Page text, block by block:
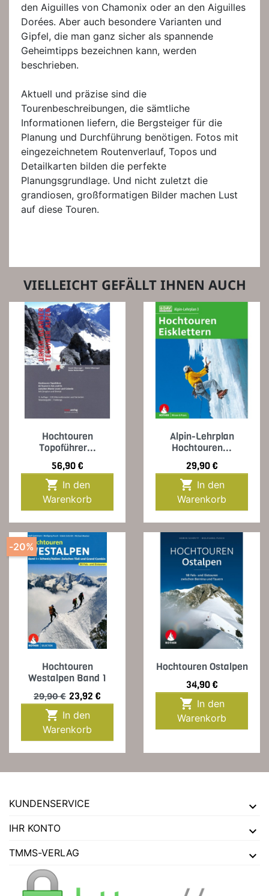
den Aiguilles von Chamonix oder an den Aiguilles
Dorées. Aber auch besondere Varianten und
Gipfel, die man ganz sicher als spannende
Geheimtipps bezeichnen kann, werden
beschrieben.
Aktuell und präzise sind die
Tourenbeschreibungen, die sämtliche
Informationen liefern, die Bergsteiger für die
Planung und Durchführung benötigen. Fotos mit
eingezeichnetem Routenverlauf, Topos und
Detailkarten bilden die perfekte
Planungsgrundlage. Und nicht zuletzt die
grandiosen, großformatigen Bilder machen Lust
auf diese Touren.
VIELLEICHT GEFÄLLT IHNEN AUCH
Hochtouren
Topoführer...
Preis
56,90 €

Warenkorb
Alpin-Lehrplan
Hochtouren...
Preis
29,90 €

Warenkorb
Hochtouren
Westalpen Band 1
Verkaufspreis
29,90 € Preis
23,92 €

Warenkorb
-20%
Hochtouren Ostalpen
Preis
34,90 €

Warenkorb
KUNDENSERVICE
IHR KONTO
TMMS-VERLAG